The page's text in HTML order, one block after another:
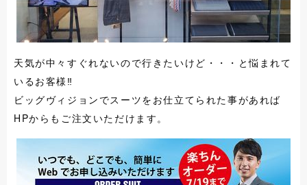
天気が中々すぐれないので行きたいけど・・・と悩まれて
いるお客様‼
ビッグヴィジョンでスーツをお仕立てられた事があれば
HPからもご注文いただけます。